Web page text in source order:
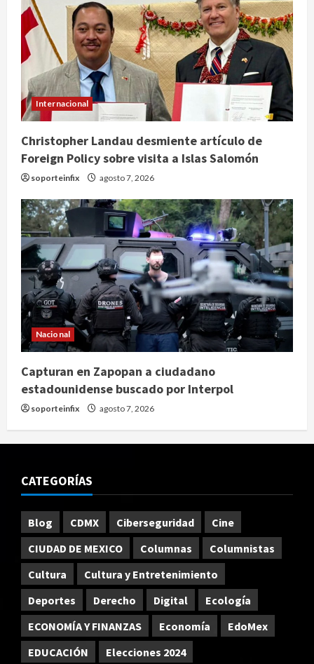
Internacional
Christopher Landau desmiente artículo de
Foreign Policy sobre visita a Islas Salomón
soporteinfix agosto 7, 2026
Nacional
Capturan en Zapopan a ciudadano
estadounidense buscado por Interpol
soporteinfix agosto 7, 2026
CATEGORÍAS
Blog CDMX Ciberseguridad
Cine
CIUDAD DE MEXICO
Columnas
Columnistas
Cultura
Cultura y Entretenimiento
Deportes
Derecho Digital
Ecología
ECONOMÍA Y FINANZAS
Economía
EdoMex
EDUCACIÓN
Elecciones 2024